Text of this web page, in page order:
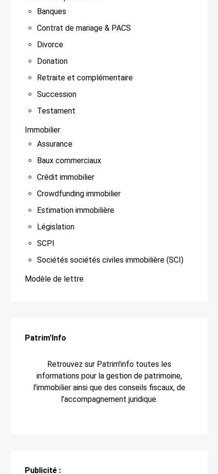
Banques
Contrat de mariage & PACS
Divorce
Donation
Retraite et complémentaire
Succession
Testament
Immobilier
Assurance
Baux commerciaux
Crédit immobilier
Crowdfunding immobilier
Estimation immobilière
Législation
SCPI
Sociétés sociétés civiles immobilière (SCI)
Modèle de lettre
Patrim'Info
Retrouvez sur Patrim'info toutes les
informations pour la gestion de patrimoine,
l'immobilier ainsi que des conseils fiscaux, de
l'accompagnement juridique.
Publicité :